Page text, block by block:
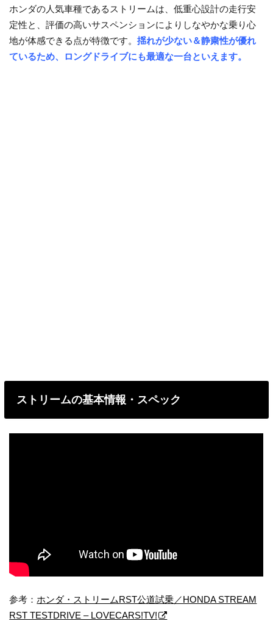
ホンダの人気車種であるストリームは、低重心設計の走行安
定性と、評価の高いサスペンションによりしなやかな乗り心
地が体感できる点が特徴です。揺れが少ない＆静粛性が優れ
ているため、ロングドライブにも最適な一台といえます。
ストリームの基本情報・スペック
参考： ホンダ・ストリームRST公道試乗／HONDA STREAM
RST TESTDRIVE – LOVECARS!TV!